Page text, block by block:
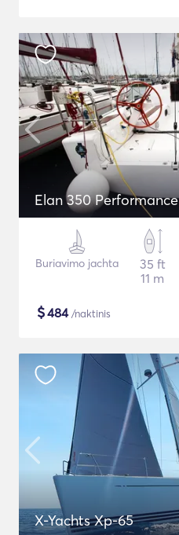
Elan 350 Performance
Buriavimo jachta
35 ft
11 m
$484/naktinis
X-Yachts Xp-65